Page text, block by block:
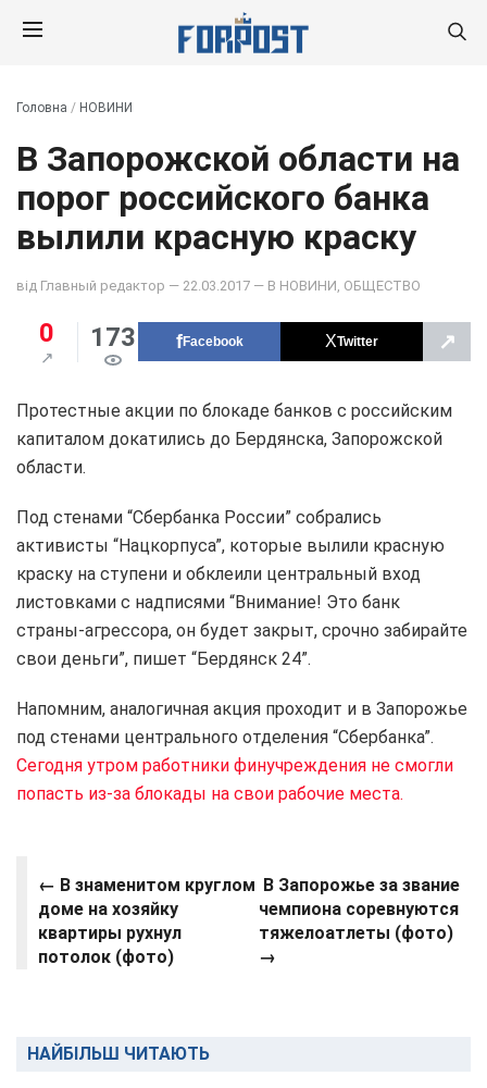
Головна / НОВИНИ
В Запорожской области на
порог российского банка
вылили красную краску
від Главный редактор — 22.03.2017 — В НОВИНИ ОБЩЕСТВО
0 173 Facebook Twitter ↗
Протестные акции по блокаде банков с российским
капиталом докатились до Бердянска, Запорожской
области.
Под стенами “Сбербанка России” собрались
активисты “Нацкорпуса”, которые вылили красную
краску на ступени и обклеили центральный вход
листовками с надписями “Внимание! Это банк
страны-агрессора, он будет закрыт, срочно забирайте
свои деньги”, пишет “Бердянск 24”.
Напомним, аналогичная акция проходит и в Запорожье
под стенами центрального отделения “Сбербанка”.
Сегодня утром работники финучреждения не смогли
попасть из-за блокады на свои рабочие места.
← В знаменитом круглом
доме на хозяйку
квартиры рухнул
потолок (фото)
В Запорожье за звание
чемпиона соревнуются
тяжелоатлеты (фото)
→
НАЙБІЛЬШ ЧИТАЮТЬ